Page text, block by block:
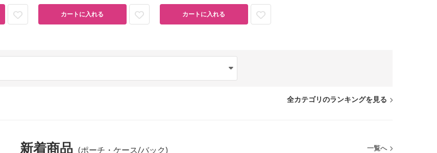
カートに入れる カートに入れる
全カテゴリのランキングを見る
新着商品 (ポーチ・ケース/バック) 一覧へ